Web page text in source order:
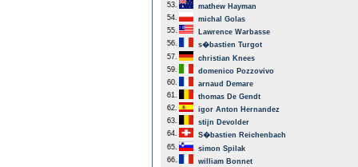
53.
mathew Hayman
54.
michal Golas
55.
Lawrence Warbasse
56.
s�bastien Turgot
57.
christian Knees
59.
domenico Pozzovivo
60.
arnaud Demare
61.
thomas De Gendt
62.
igor Anton Hernandez
63.
stijn Devolder
64.
S�bastien Reichenbach
65.
simon Spilak
66.
william Bonnet